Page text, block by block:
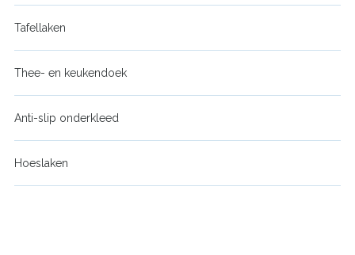
Tafellaken
Thee- en keukendoek
Anti-slip onderkleed
Hoeslaken